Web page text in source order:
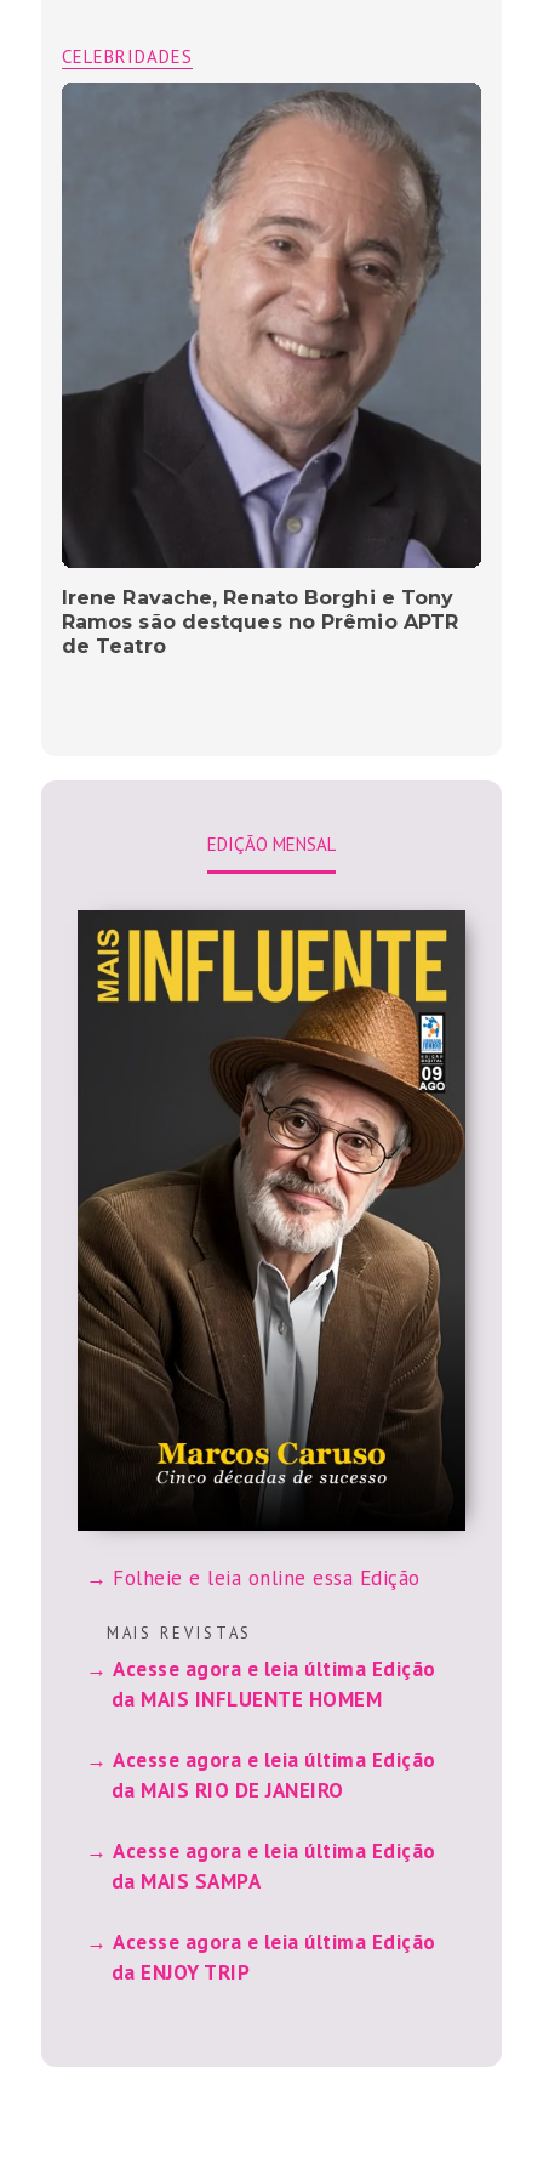
CELEBRIDADES
Irene Ravache, Renato Borghi e Tony
Ramos são destques no Prêmio APTR
de Teatro
EDIÇÃO MENSAL
Folheie e leia online essa Edição
M A I S R E V I S T A S
Acesse agora e leia última Edição
da MAIS INFLUENTE HOMEM
Acesse agora e leia última Edição
da MAIS RIO DE JANEIRO
Acesse agora e leia última Edição
da MAIS SAMPA
Acesse agora e leia última Edição
da ENJOY TRIP